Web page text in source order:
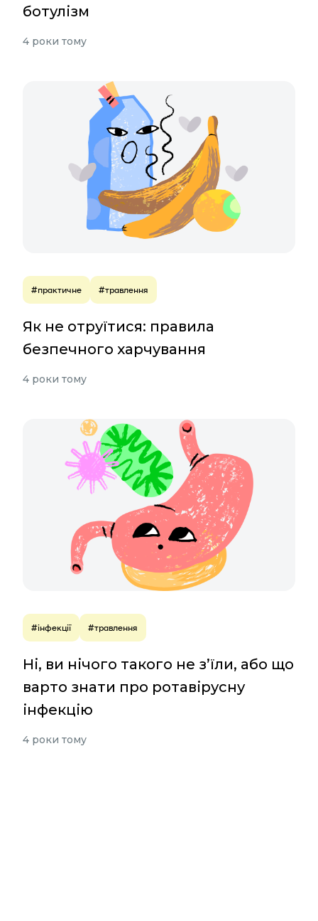
ботулізм
4 роки тому
#практичне #травлення
Як не отруїтися: правила
безпечного харчування
4 роки тому
#інфекції #травлення
Ні, ви нічого такого не з’їли, або що
варто знати про ротавірусну
інфекцію
4 роки тому